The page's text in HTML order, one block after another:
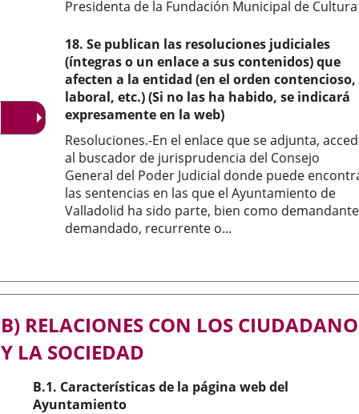
Presidenta de la Fundación Municipal de Cultura
18. Se publican las resoluciones judiciales
(íntegras o un enlace a sus contenidos) que
afecten a la entidad (en el orden contencioso,
laboral, etc.) (Si no las ha habido, se indicará
expresamente en la web)
Resoluciones.-En el enlace que se adjunta,
al buscador de jurisprudencia del Consejo
General del Poder Judicial donde puede
las sentencias en las que el Ayuntamiento de
Valladolid ha sido parte, bien como
demandado, recurrente o...
B) RELACIONES CON LOS
Y LA SOCIEDAD
B.1. Características de la página web del
Ayuntamiento